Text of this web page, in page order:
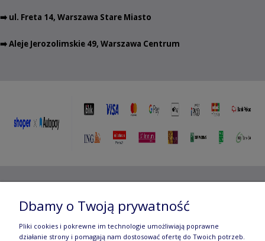
➡️ ul. Freta 14, Warszawa Stare Miasto
➡️ Aleje Jerozolimskie 49, Warszawa Centrum
Jerozolimskie 49, 00-696 Warszawa | e-mail:
manufaktura.com|
Dbamy o Twoją prywatność
Pliki cookies i pokrewne im technologie umożliwiają poprawne
działanie strony i pomagają nam dostosować ofertę do Twoich potrzeb.